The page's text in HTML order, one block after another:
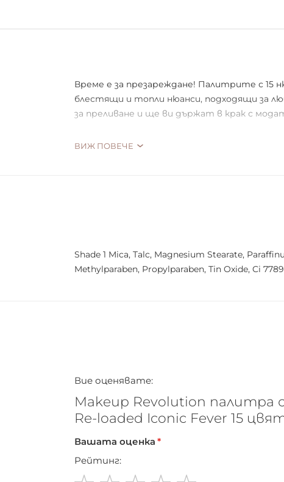
Време е за презареждане! Палитрите с 15
блестящи и топли нюанси, подходящи за
за преливане и ще ви държат в крак с
ВИЖ ПОВЕЧЕ
Shade 1 Mica, Talc, Magnesium Stearate,
Methylparaben, Propylparaben, Tin Oxide, Ci
Вие оценявате:
Makeup Revolution палитра
Re-loaded Iconic Fever 15
Вашата оценка
Рейтинг: